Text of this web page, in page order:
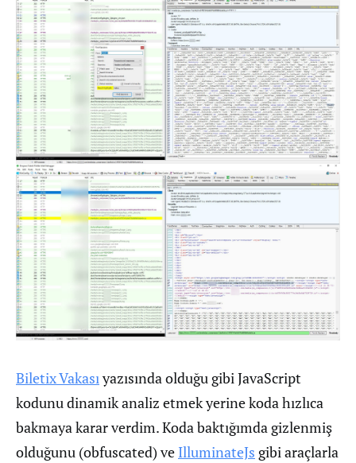
Biletix Vakasıyazısında olduğu gibi JavaScript
kodunu dinamik analiz etmek yerine koda hızlıca
bakmaya karar verdim. Koda baktığımda gizlenmiş
olduğunu (obfuscated) ve IlluminateJs gibi araçlarla